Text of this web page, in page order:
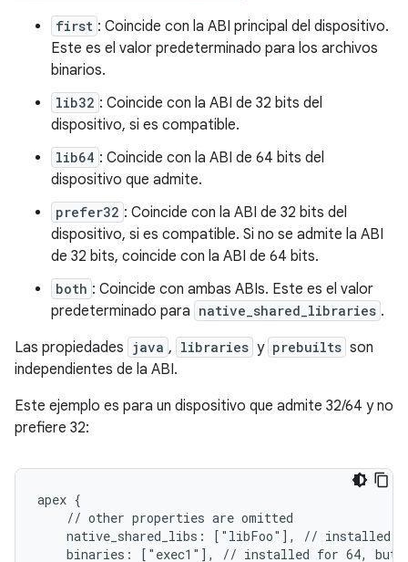
first : Coincide con la ABI principal del dispositivo.
Este es el valor predeterminado para los archivos
binarios.
lib32 : Coincide con la ABI de 32 bits del
dispositivo, si es compatible.
lib64 : Coincide con la ABI de 64 bits del
dispositivo que admite.
prefer32 : Coincide con la ABI de 32 bits del
dispositivo, si es compatible. Si no se admite la ABI
de 32 bits, coincide con la ABI de 64 bits.
both : Coincide con ambas ABIs. Este es el valor
predeterminado para native_shared_libraries .
Las propiedades java , libraries y prebuilts son
independientes de la ABI.
Este ejemplo es para un dispositivo que admite 32/64 y no
prefiere 32:
apex {
    // other properties are omitted
native_shared_libs: ["libFoo"], // installed
binaries: ["exec1"], // installed for 64, but